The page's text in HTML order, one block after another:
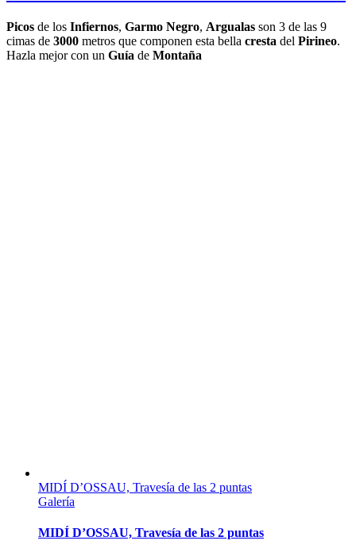
Picos de los Infiernos, Garmo Negro, Argualas son 3 de las 9
cimas de 3000 metros que componen esta bella cresta del Pirineo.
Hazla mejor con un Guía de Montaña
MIDÍ D’OSSAU, Travesía de las 2 puntas
Galería
MIDÍ D’OSSAU, Travesía de las 2 puntas